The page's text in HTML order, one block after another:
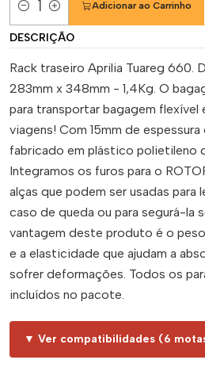
Quantidade
Adicionar ao Carrinho
DESCRIÇÃO
Rack traseiro Aprilia Tuareg 660.
283mm x 348mm - 1,4Kg. O
para transportar bagagem flexível
viagens! Com 15mm de espessura
fabricado em plástico polietileno
Integramos os furos para o
alças que podem ser usadas para
caso de queda ou para segurá-la
vantagem deste produto é o
e a elasticidade que ajudam a
sofrer deformações. Todos os
incluídos no pacote.
▼ Ver compatibilidades (6